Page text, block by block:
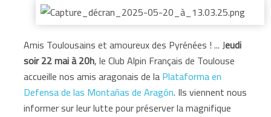
Amis Toulousains et amoureux des Pyrénées ! ... Jeudi
soir 22 mai à 20h, le Club Alpin Français de Toulouse
accueille nos amis aragonais de laPlataforma en
Defensa de las Montañas de Aragón. Ils viennent nous
informer sur leur lutte pour préserver la magnifique